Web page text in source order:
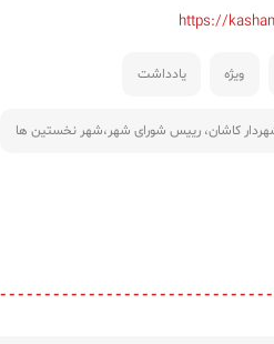
https://
ویژه یادداشت
کاشان، رییس شورای شهر،شهر نخستین ها